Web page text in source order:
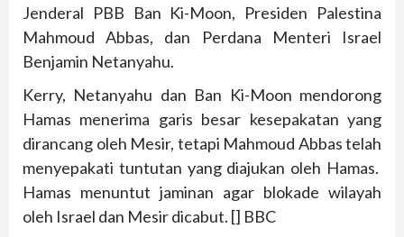
Jenderal PBB Ban Ki-Moon, Presiden Palestina
Mahmoud Abbas, dan Perdana Menteri Israel
Benjamin Netanyahu.
Kerry, Netanyahu dan Ban Ki-Moon mendorong
Hamas menerima garis besar kesepakatan yang
dirancang oleh Mesir, tetapi Mahmoud Abbas telah
menyepakati tuntutan yang diajukan oleh Hamas.
Hamas menuntut jaminan agar blokade wilayah
oleh Israel dan Mesir dicabut. [] BBC